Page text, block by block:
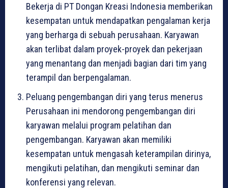
Bekerja di PT Dongan Kreasi Indonesia memberikan
kesempatan untuk mendapatkan pengalaman kerja
yang berharga di sebuah perusahaan. Karyawan
akan terlibat dalam proyek-proyek dan pekerjaan
yang menantang dan menjadi bagian dari tim yang
terampil dan berpengalaman.
Peluang pengembangan diri yang terus menerus
Perusahaan ini mendorong pengembangan diri
karyawan melalui program pelatihan dan
pengembangan. Karyawan akan memiliki
kesempatan untuk mengasah keterampilan dirinya,
mengikuti pelatihan, dan mengikuti seminar dan
konferensi yang relevan.